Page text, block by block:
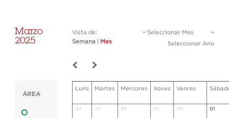
Marzo
2025
Vista de:
Semana
Mes
Seleccionar Mes
Seleccionar Ano
ÁREA
Luns Martes Mércores Xoves Venres
24 25 26 27 28 01